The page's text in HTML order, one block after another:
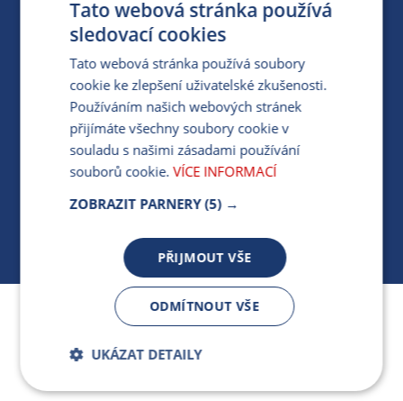
Jsme součástí skupiny ARMEX a členem Asociace
nezávislých dodavatelů energií.
PARTNERSKÝ PORTÁL
PRO MÉDIA
MÁM DOTAZ KE STÁVAJÍCÍ SMLOUVĚ
412 154 154
PO-PÁ 7:30-17:00
Tato webová stránka používá
sledovací cookies
Tato webová stránka používá soubory
cookie ke zlepšení uživatelské zkušenosti.
Používáním našich webových stránek
přijímáte všechny soubory cookie v
souladu s našimi zásadami používání
souborů cookie. VÍCE INFORMACÍ
ZOBRAZIT PARNERY (5) →
PŘIJMOUT VŠE
ODMÍTNOUT VŠE
UKÁZAT DETAILY
Bezpodmínečně
Výkonnostní